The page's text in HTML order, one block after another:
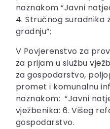
naznakom “Javni
4. Stručnog suradnika
gradnju”;
V Povjerenstvo za
za prijam u službu
za gospodarstvo,
promet i komunalnu
naznakom: “Javni
vježbenika: 6. Višeg
gospodarstvo.